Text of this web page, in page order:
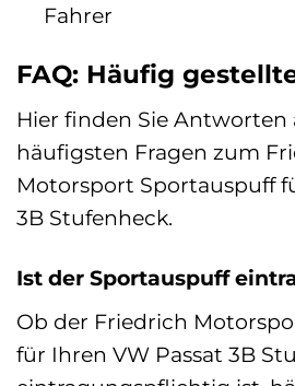
Fahrer
FAQ: Häufig
Hier finden Sie Antworten
häufigsten Fragen zum
Motorsport Sportauspuff
3B Stufenheck.
Ist der Sportauspuff
Ob der Friedrich
für Ihren VW Passat 3B